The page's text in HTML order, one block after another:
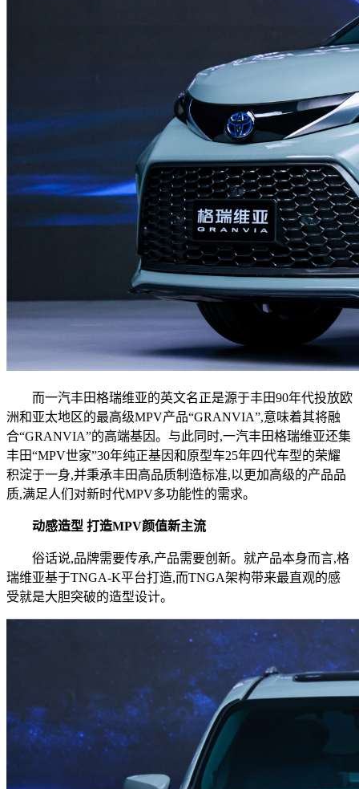
而一汽丰田格瑞维亚的英文名正是源于丰田90年代投放欧
洲和亚太地区的最高级MPV产品“GRANVIA”,意味着其将融
合“GRANVIA”的高端基因。与此同时,一汽丰田格瑞维亚还集
丰田“MPV世家”30年纯正基因和原型车25年四代车型的荣耀
积淀于一身,并秉承丰田高品质制造标准,以更加高级的产品品
质,满足人们对新时代MPV多功能性的需求。
动感造型 打造MPV颜值新主流
俗话说,品牌需要传承,产品需要创新。就产品本身而言,格
瑞维亚基于TNGA-K平台打造,而TNGA架构带来最直观的感
受就是大胆突破的造型设计。